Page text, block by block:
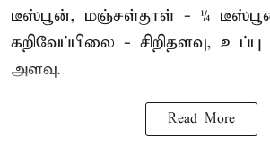
டீஸ்பூன், மஞ்சள்தூள் - ¼
கறிவேப்பிலை - சிறிதளவு,
அளவு.
Read More